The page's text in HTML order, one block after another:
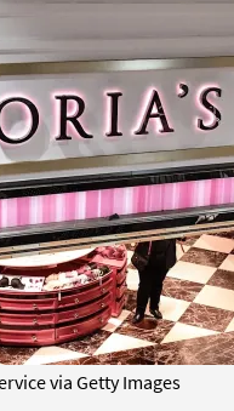
via Getty Images